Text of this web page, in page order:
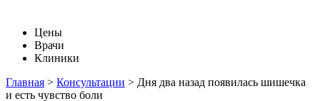
Цены
Врачи
Клиники
Главная > Консультации > Дня два назад появилась шишечка
и есть чувство боли